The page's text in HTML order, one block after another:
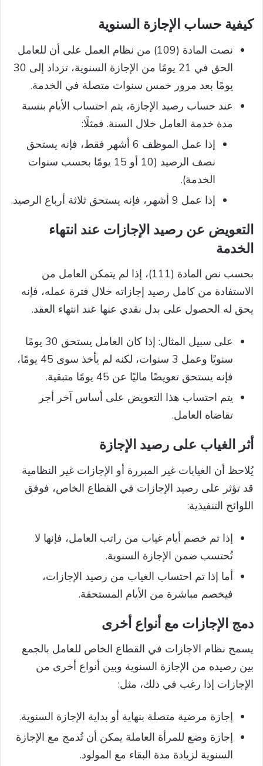
كيفية حساب الإجازة السنوية
نصت المادة (109) من نظام العمل على أن للعامل
الحق في 21 يومًا من الإجازة السنوية، تزداد إلى 30
يومًا بعد مرور خمس سنوات متصلة في الخدمة.
عند حساب رصيد الإجازة، يتم احتساب الأيام بنسبة
مدة خدمة العامل خلال السنة. فمثلًا:
إذا عمل الموظف 6 أشهر فقط، فإنه يستحق
نصف الرصيد (10 أو 15 يومًا بحسب سنوات
الخدمة).
إذا عمل 9 أشهر، فإنه يستحق ثلاثة أرباع الرصيد.
التعويض عن رصيد الإجازات عند انتهاء
الخدمة
بحسب نص المادة (111)، إذا لم يتمكن العامل من
الاستفادة من كامل رصيد إجازاته خلال فترة عمله، فإنه
يحق له الحصول على بدل نقدي عنها عند انتهاء العقد.
على سبيل المثال: إذا كان العامل يستحق 30 يومًا
سنويًا وعمل 3 سنوات، لكنه لم يأخذ سوى 45 يومًا،
فإنه يستحق تعويضًا ماليًا عن 45 يومًا متبقية.
يتم احتساب هذا التعويض على أساس آخر أجر
تقاضاه العامل.
أثر الغياب على رصيد الإجازة
يُلاحظ أن الغيابات غير المبررة أو الإجازات غير النظامية
قد تؤثر على رصيد الإجازات في القطاع الخاص، فوفق
اللوائح التنفيذية:
إذا تم خصم أيام غياب من راتب العامل، فإنها لا
تُحتسب ضمن الإجازة السنوية.
أما إذا تم احتساب الغياب من رصيد الإجازات،
فيخصم مباشرة من الأيام المستحقة.
دمج الإجازات مع أنواع أخرى
يسمح نظام الاجازات في القطاع الخاص للعامل بالجمع
بين رصيده من الإجازة السنوية وبين أنواع أخرى من
الإجازات إذا رغب في ذلك، مثل:
إجازة مرضية متصلة بنهاية أو بداية الإجازة السنوية.
إجازة وضع للمرأة العاملة يمكن أن تُدمج مع الإجازة
السنوية لزيادة مدة البقاء مع المولود.